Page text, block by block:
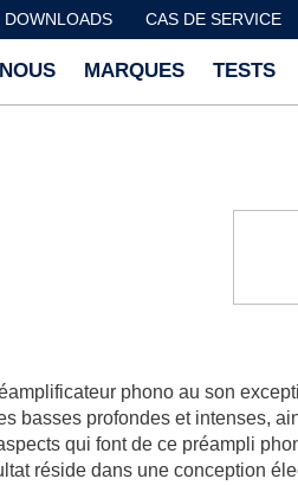
DOWNLOADS CAS DE SERVICE
NOUS MARQUES TESTS
phono au son
basses profondes et intenses,
qui font de ce préampli
réside dans une conception